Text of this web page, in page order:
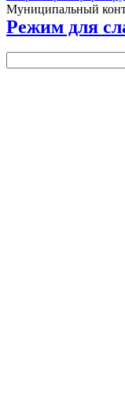
Муниципальный
Режим для